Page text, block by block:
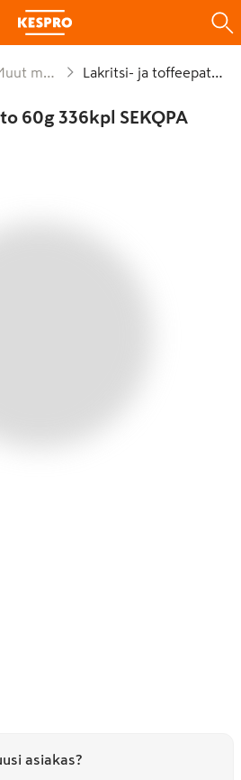
Muut makeiset Lakritsi- ja toffeepatukat
60g 336kpl SEKQPA
asiakas?